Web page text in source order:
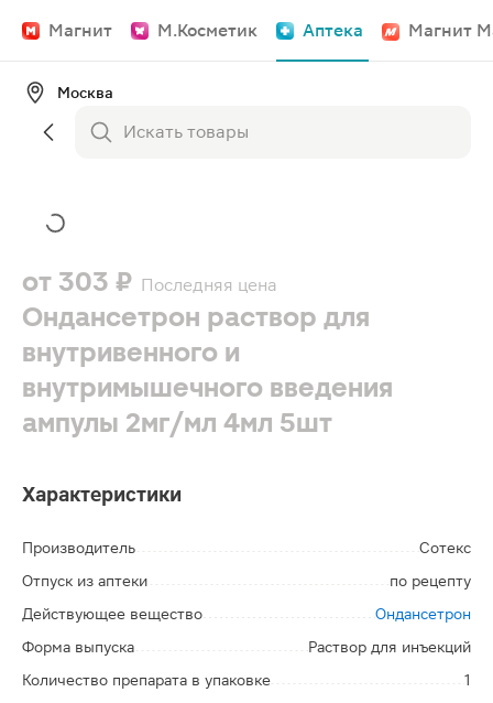
Магнит М.Косметик Аптека Магнит
Москва
от 303 ₽ Последняя цена
Ондансетрон раствор для
внутривенного и
внутримышечного введения
ампулы 2мг/мл 4мл 5шт
Характеристики
Производитель
Сотекс
Отпуск из аптеки
по рецепту
Действующее вещество
Ондансетрон
Форма выпуска
Раствор для инъекций
Количество препарата в упаковке
1